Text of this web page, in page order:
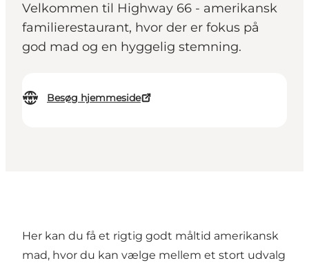
Velkommen til Highway 66 - amerikansk
familierestaurant, hvor der er fokus på
god mad og en hyggelig stemning.
Besøg hjemmeside
Her kan du få et rigtig godt måltid amerikansk
mad, hvor du kan vælge mellem et stort udvalg